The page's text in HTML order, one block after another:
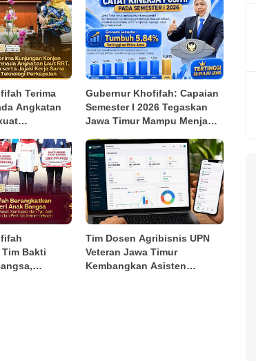
Terima
Angkatan
Gubernur Khofifah: Capaian
Semester I 2026 Tegaskan
Jawa Timur Mampu Menjaga
Tertinggi di Pulau Jawa
sekaligus Menekan
Kemiskinan dan
Pengangguran
Bakti
Tim Dosen Agribisnis UPN
Veteran Jawa Timur
Kembangkan Asisten